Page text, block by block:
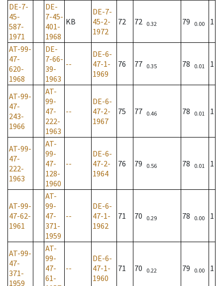
DE-7-
45-
587-
1971
DE-
7-45-
401-
1968
KB
DE-7-
45-2-
1972
72 72 0.32 79 0.00 1
AT-99-
47-
620-
1968
DE-
7-66-
39-
1963
--
DE-6-
47-1-
1969
76 77 0.35 78 0.01 1
AT-99-
47-
243-
1966
AT-
99-
47-
222-
1963
--
DE-6-
47-2-
1967
75 77 0.46 78 0.01 1
AT-99-
47-
222-
1963
AT-
99-
47-
128-
1960
--
DE-6-
47-2-
1964
76 79 0.56 78 0.01 1
AT-99-
47-62-
1961
AT-
99-
47-
371-
1959
--
DE-6-
47-1-
1962
71 70 0.29 78 0.00 1
AT-99-
47-
371-
1959
AT-
99-
47-
61-
--
DE-6-
47-1-
1960
71 70 0.22 79 0.00 1